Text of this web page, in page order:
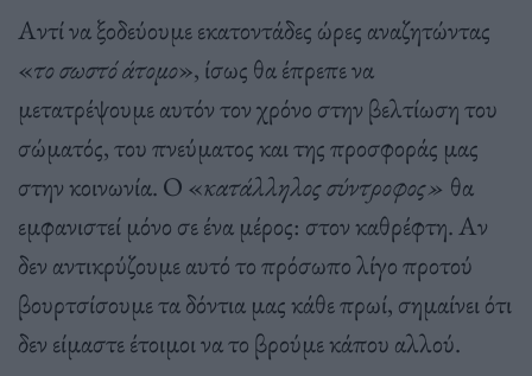
Αντί να ξοδεύουμε εκατοντάδες ώρες αναζητώντας
«το σωστό άτομο», ίσως θα έπρεπε να
μετατρέψουμε αυτόν τον χρόνο στην βελτίωση του
σώματός, του πνεύματος και της προσφοράς μας
στην κοινωνία. Ο «κατάλληλος σύντροφος» θα
εμφανιστεί μόνο σε ένα μέρος: στον καθρέφτη. Αν
δεν αντικρύζουμε αυτό το πρόσωπο λίγο προτού
βουρτσίσουμε τα δόντια μας κάθε πρωί, σημαίνει ότι
δεν είμαστε έτοιμοι να το βρούμε κάπου αλλού.